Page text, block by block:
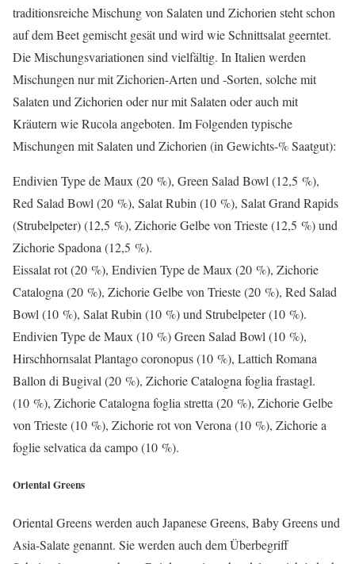
traditionsreiche Mischung von Salaten und Zichorien steht schon
auf dem Beet gemischt gesät und wird wie Schnittsalat geerntet.
Die Mischungsvariationen sind vielfältig. In Italien werden
Mischungen nur mit Zichorien-Arten und -Sorten, solche mit
Salaten und Zichorien oder nur mit Salaten oder auch mit
Kräutern wie Rucola angeboten. Im Folgenden typische
Mischungen mit Salaten und Zichorien (in Gewichts-% Saatgut):
Endivien Type de Maux (20 %), Green Salad Bowl (12,5 %),
Red Salad Bowl (20 %), Salat Rubin (10 %), Salat Grand Rapids
(Strubelpeter) (12,5 %), Zichorie Gelbe von Trieste (12,5 %) und
Zichorie Spadona (12,5 %).
Eissalat rot (20 %), Endivien Type de Maux (20 %), Zichorie
Catalogna (20 %), Zichorie Gelbe von Trieste (20 %), Red Salad
Bowl (10 %), Salat Rubin (10 %) und Strubelpeter (10 %).
Endivien Type de Maux (10 %) Green Salad Bowl (10 %),
Hirschhornsalat Plantago coronopus (10 %), Lattich Romana
Ballon di Bugival (20 %), Zichorie Catalogna foglia frastagl.
(10 %), Zichorie Catalogna foglia stretta (20 %), Zichorie Gelbe
von Trieste (10 %), Zichorie rot von Verona (10 %), Zichorie a
foglie selvatica da campo (10 %).
Oriental Greens
Oriental Greens werden auch Japanese Greens, Baby Greens und
Asia-Salate genannt. Sie werden auch dem Überbegriff